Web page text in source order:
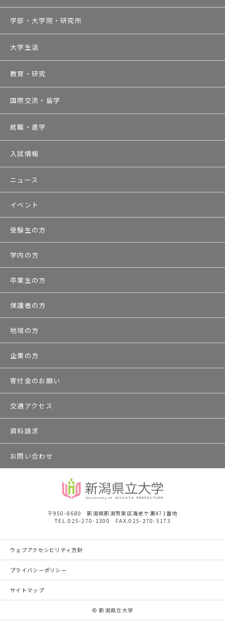
学部・大学院・研究所
大学生活
教育・研究
国際交流・留学
就職・進学
入試情報
ニュース
イベント
受験生の方
学内の方
卒業生の方
保護者の方
地域の方
企業の方
寄付金のお願い
交通アクセス
資料請求
お問い合わせ
〒950-8680 新潟県新潟市東区海老ケ瀬471番地
TEL.025-270-1300 FAX.025-270-5173
ウェブアクセシビリティ方針
プライバシーポリシー
サイトマップ
© 新潟県立大学